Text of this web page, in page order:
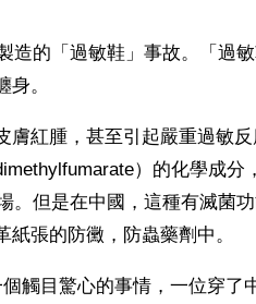
造的「過敏鞋」事故。「過
。
膚紅腫，甚至引起嚴重過敏
）的化學成分
。但是在中國，這種有滅菌
張的防黴，防蟲藥劑中。
觸目驚心的事情，一位穿了